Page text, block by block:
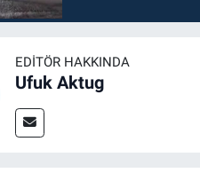
EDITÖR HAKKINDA
Ufuk Aktug